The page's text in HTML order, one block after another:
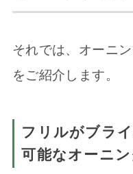
それでは、オーニ
をご紹介します。
フリルがブラ
可能なオーニ